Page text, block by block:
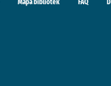
Mapa bibliotek FAQ